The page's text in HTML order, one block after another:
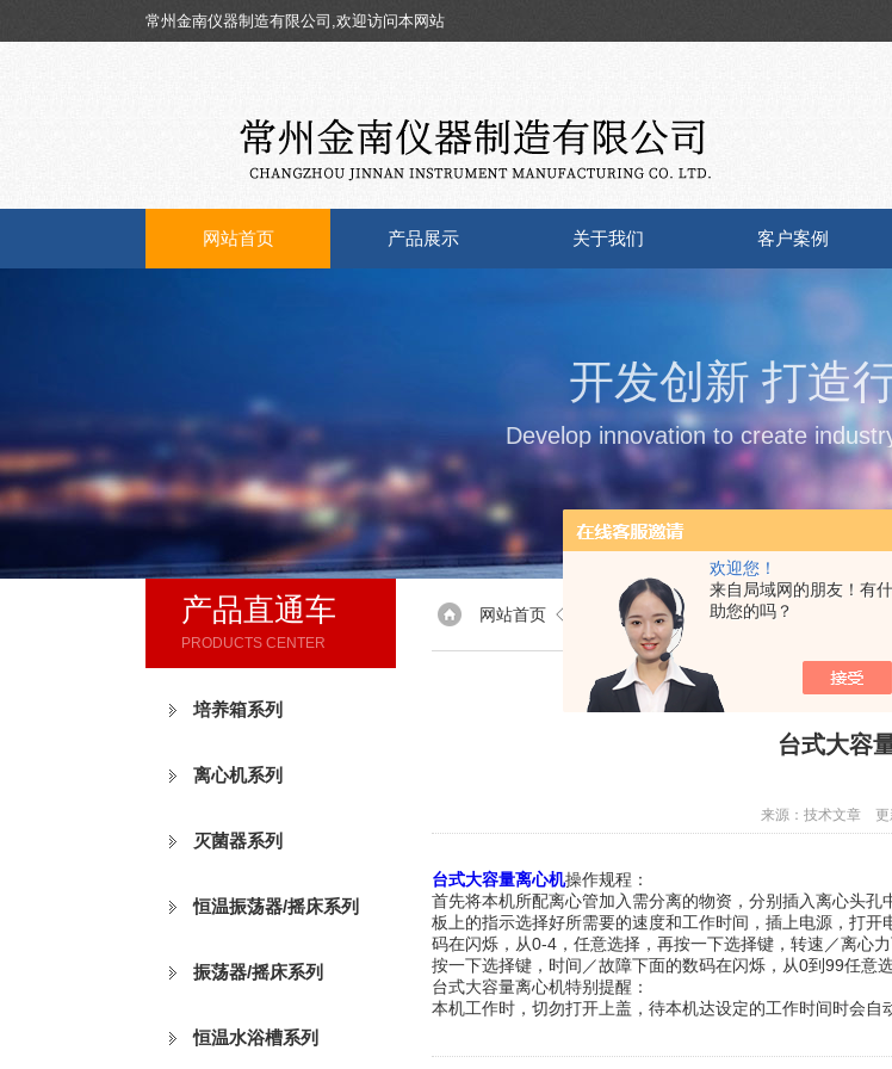
欢迎您！
来自局域网的朋友！有
助您的吗？
常州金南仪器制造有限公司,欢迎访问本网站
网站首页 产品展示 关于我们 客户案例
开发创新 打造
Develop innovation to create
产品直通车
PRODUCTS CENTER
培养箱系列
离心机系列
灭菌器系列
恒温振荡器/摇床系列
振荡器/摇床系列
恒温水浴槽系列
网站首页 ◇ 技术文章◇ 台式大容量离心机开关按键
台式大容
来源：技术文章
台式大容量离心机操作规程：
首先将本机所配离心管加入需分离的物资，分别插入离心头
板上的指示选择好所需要的速度和工作时间，插上电源，打
码在闪烁，从0-4，任意选择，再按一下选择键，转速／离
按一下选择键，时间／故障下面的数码在闪烁，从0到99任意
台式大容量离心机特别提醒：
本机工作时，切勿打开上盖，待本机达设定的工作时间时会自